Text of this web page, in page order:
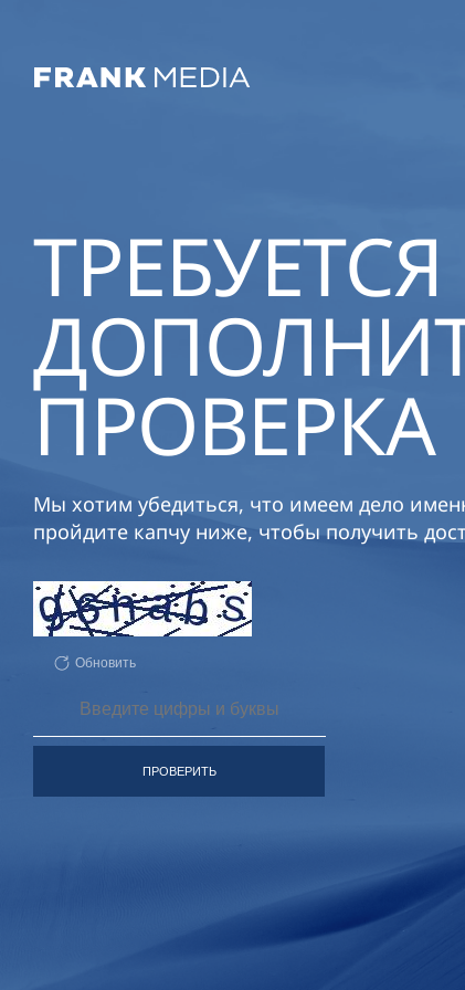
ТРЕБУЕТСЯ
ПРОВЕРКА
Мы хотим убедиться, что имеем дело
пройдите капчу ниже, чтобы получить
Обновить
ПРОВЕРИТЬ